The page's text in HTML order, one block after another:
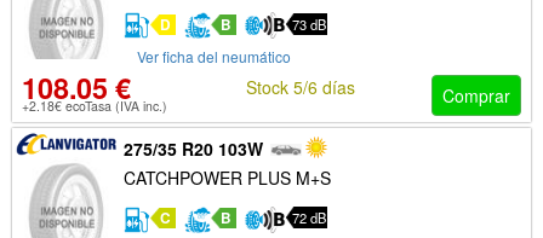
D B 73 dB
Ver ficha del neumático
108.05 €
+2.18€ ecoTasa (IVA inc.) Comprar
Stock 5/6 días
275/35 R20 103W
CATCHPOWER PLUS M+S
C B 72 dB